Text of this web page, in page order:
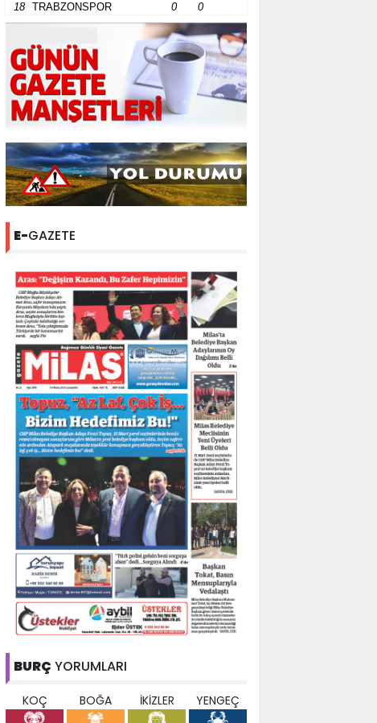
18
TRABZONSPOR 0 0
E-GAZETE
BURÇ YORUMLARI
KOÇ BOĞA İKİZLER YENGEÇ